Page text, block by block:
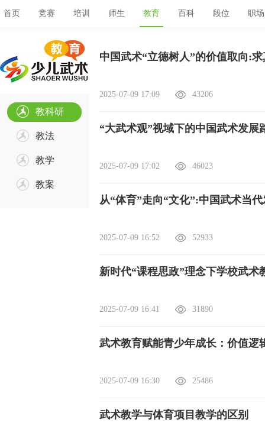
首页 竞赛 培训 师生 教育 百科 段位 职场
教科研
教法
教学
教案
中国武术“立德树人”的价值取向:
2025-07-09 17:09 43206
“大武术观”视域下的中国武术发展
2025-07-09 17:02 46023
从“体育”走向“文化”:中国武术当
2025-07-09 16:52 52933
新时代“课程思政”理念下学校武术
2025-07-09 16:41 31890
武术教育赋能青少年成长：价值逻
2025-07-09 16:30 25486
武术教学与体育项目教学的区别